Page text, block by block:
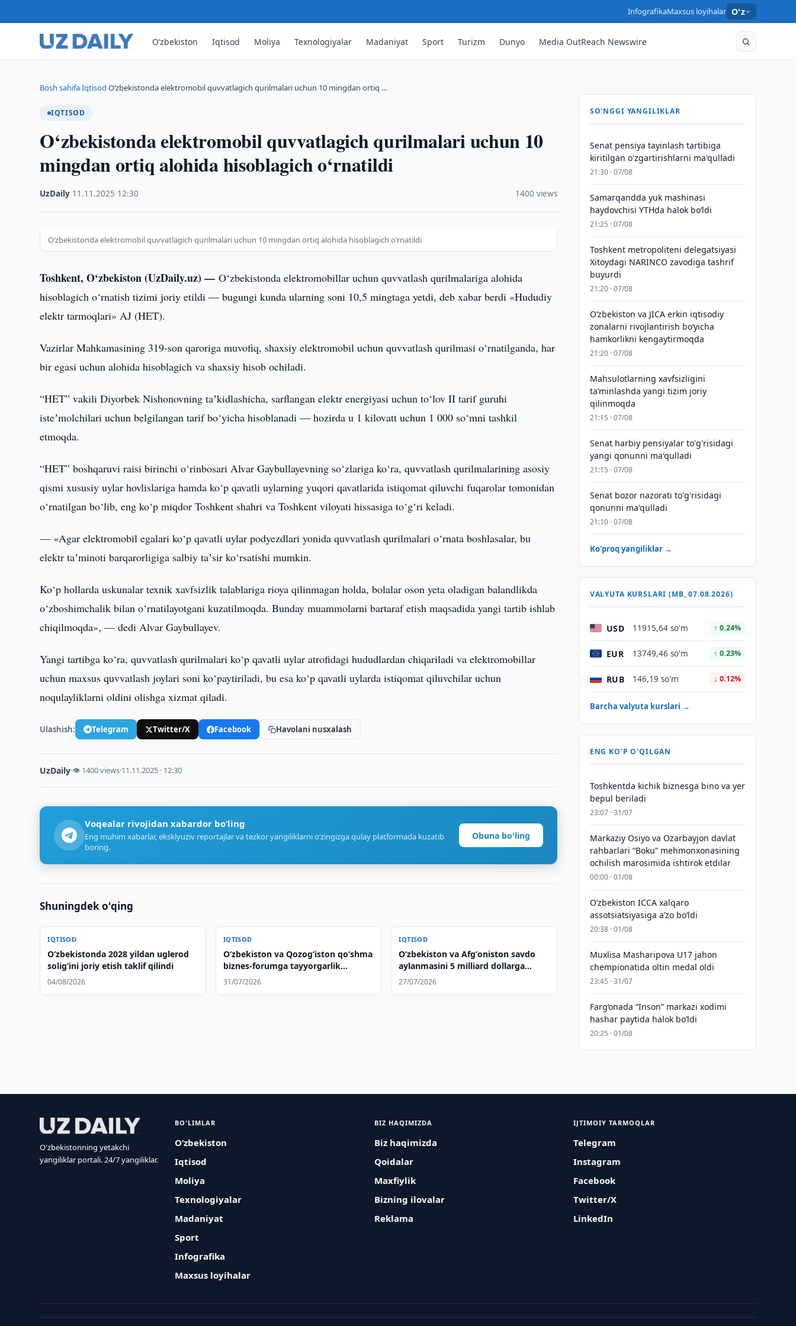
InfografikaMaxsus loyihalar O'z
O‘zbekiston Iqtisod Moliya Texnologiyalar Madaniyat Sport Turizm Dunyo Media OutReach Newswire
Bosh sahifa›Iqtisod›O‘zbekistonda elektromobil quvvatlagich qurilmalari uchun 10 mingdan ortiq …
IQTISOD
O‘zbekistonda elektromobil quvvatlagich qurilmalari uchun 10
mingdan ortiq alohida hisoblagich o‘rnatildi
UzDaily 11.11.2025 12:30 1400 views
O‘zbekistonda elektromobil quvvatlagich qurilmalari uchun 10 mingdan ortiq alohida hisoblagich o‘rnatildi
Toshkent, O‘zbekiston (UzDaily.uz) —O‘zbekistonda elektromobillar uchun quvvatlash qurilmalariga alohida
hisoblagich o‘rnatish tizimi joriy etildi — bugungi kunda ularning soni 10,5 mingtaga yetdi, deb xabar berdi «Hududiy
elektr tarmoqlari» AJ (HET).
Vazirlar Mahkamasining 319-son qaroriga muvofiq, shaxsiy elektromobil uchun quvvatlash qurilmasi o‘rnatilganda, har
bir egasi uchun alohida hisoblagich va shaxsiy hisob ochiladi.
“HET” vakili Diyorbek Nishonovning taʼkidlashicha, sarflangan elektr energiyasi uchun to‘lov II tarif guruhi
isteʼmolchilari uchun belgilangan tarif bo‘yicha hisoblanadi — hozirda u 1 kilovatt uchun 1 000 so‘mni tashkil
etmoqda.
“HET” boshqaruvi raisi birinchi o‘rinbosari Alvar Gaybullayevning so‘zlariga ko‘ra, quvvatlash qurilmalarining asosiy
qismi xususiy uylar hovlislariga hamda ko‘p qavatli uylarning yuqori qavatlarida istiqomat qiluvchi fuqarolar tomonidan
o‘rnatilgan bo‘lib, eng ko‘p miqdor Toshkent shahri va Toshkent viloyati hissasiga to‘g‘ri keladi.
— «Agar elektromobil egalari ko‘p qavatli uylar podyezdlari yonida quvvatlash qurilmalari o‘rnata boshlasalar, bu
elektr taʼminoti barqarorligiga salbiy taʼsir ko‘rsatishi mumkin.
Ko‘p hollarda uskunalar texnik xavfsizlik talablariga rioya qilinmagan holda, bolalar oson yeta oladigan balandlikda
o‘zboshimchalik bilan o‘rnatilayotgani kuzatilmoqda. Bunday muammolarni bartaraf etish maqsadida yangi tartib ishlab
chiqilmoqda», — dedi Alvar Gaybullayev.
Yangi tartibga ko‘ra, quvvatlash qurilmalari ko‘p qavatli uylar atrofidagi hududlardan chiqariladi va elektromobillar
uchun maxsus quvvatlash joylari soni ko‘paytiriladi, bu esa ko‘p qavatli uylarda istiqomat qiluvchilar uchun
noqulayliklarni oldini olishga xizmat qiladi.
Ulashish: Telegram Twitter/X Facebook Havolani nusxalash
UzDaily·👁 1400 views·11.11.2025 · 12:30
Voqealar rivojidan xabardor bo‘ling
Eng muhim xabarlar, eksklyuziv reportajlar va tezkor yangiliklarni o‘zingizga qulay platformada kuzatib
boring.
Obuna bo'ling
Shuningdek o'qing
IQTISOD
O‘zbekistonda 2028 yildan uglerod
solig‘ini joriy etish taklif qilindi
04/08/2026
IQTISOD
O‘zbekiston va Qozog‘iston qo‘shma
biznes-forumga tayyorgarlik
ko‘rmoqda
31/07/2026
IQTISOD
Oʻzbekiston va Afgʻoniston savdo
aylanmasini 5 milliard dollarga
yetkazishni muhokama qilishdi
27/07/2026
SO'NGGI YANGILIKLAR
Senat pensiya tayinlash tartibiga
kiritilgan o'zgartirishlarni ma'qulladi
21:30 · 07/08
Samarqandda yuk mashinasi
haydovchisi YTHda halok bo‘ldi
21:25 · 07/08
Toshkent metropoliteni delegatsiyasi
Xitoydagi NARINCO zavodiga tashrif
buyurdi
21:20 · 07/08
Oʻzbekiston va JICA erkin iqtisodiy
zonalarni rivojlantirish boʻyicha
hamkorlikni kengaytirmoqda
21:20 · 07/08
Mahsulotlarning xavfsizligini
taʼminlashda yangi tizim joriy
qilinmoqda
21:15 · 07/08
Senat harbiy pensiyalar to'g'risidagi
yangi qonunni ma'qulladi
21:15 · 07/08
Senat bozor nazorati to'g'risidagi
qonunni ma'qulladi
21:10 · 07/08
Ko'proq yangiliklar →
VALYUTA KURSLARI (MB, 07.08.2026)
USD 11915,64 so'm ↑ 0.24%
EUR 13749,46 so'm ↑ 0.23%
RUB 146,19 so'm ↓ 0.12%
Barcha valyuta kurslari →
ENG KO'P O'QILGAN
Toshkentda kichik biznesga bino va yer
bepul beriladi
23:07 · 31/07
Markaziy Osiyo va Ozarbayjon davlat
rahbarlari “Boku” mehmonxonasining
ochilish marosimida ishtirok etdilar
00:00 · 01/08
O‘zbekiston ICCA xalqaro
assotsiatsiyasiga aʼzo bo‘ldi
20:38 · 01/08
Muxlisa Masharipova U17 jahon
chempionatida oltin medal oldi
23:45 · 31/07
Farg‘onada “Inson” markazi xodimi
hashar paytida halok bo‘ldi
20:25 · 01/08
O'zbekistonning yetakchi
yangiliklar portali. 24/7 yangiliklar.
BO'LIMLAR
O‘zbekiston
Iqtisod
Moliya
Texnologiyalar
Madaniyat
Sport
Infografika
Maxsus loyihalar
BIZ HAQIMIZDA
Biz haqimizda
Qoidalar
Maxfiylik
Bizning ilovalar
Reklama
IJTIMOIY TARMOQLAR
Telegram
Instagram
Facebook
Twitter/X
LinkedIn